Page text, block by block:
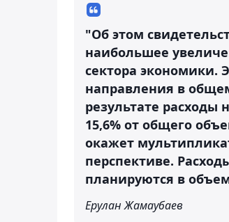
"Об этом
наибольшее
сектора экономики.
направления в
результате расходы
15,6% от общего
окажет
перспективе.
планируются в
Ерулан Жамаубаев